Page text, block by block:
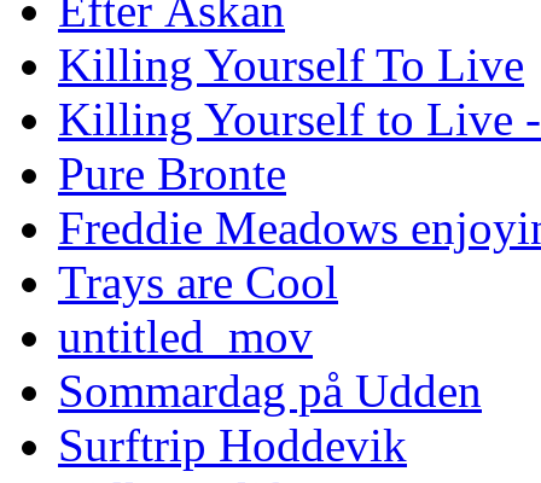
Killing Yourself To Live
Killing Yourself to Live -
Pure Bronte
Freddie Meadows
Trays are Cool
untitled_mov
Sommardag på Udden
Surftrip Hoddevik